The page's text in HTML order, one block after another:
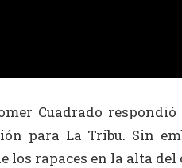
Cuadrado
para La Tribu. Sin
los rapaces en la alta del